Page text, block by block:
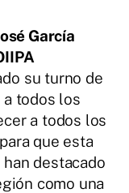
García
su turno de
a todos los
a todos los
que esta
destacado
como una